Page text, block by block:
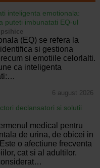
inteligenta emotionala:
puteti imbunatati EQ-ul
(EQ) se refera la
si gestiona
si emotiile celorlalti.
ca inteligenta
6 august 2026
declansatori si solutii
medical pentru
de urina, de obicei in
o afectiune frecventa
cat si al adultilor.